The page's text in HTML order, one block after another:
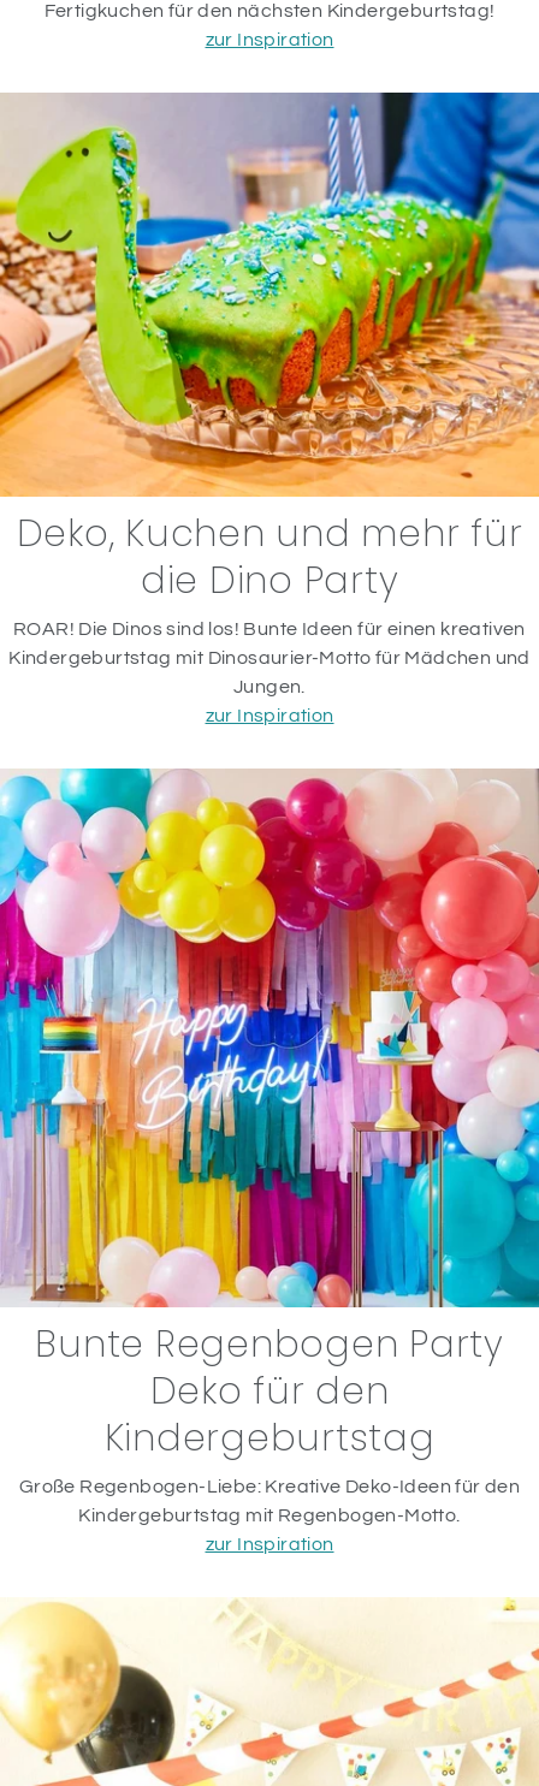
Fertigkuchen für den nächsten Kindergeburtstag!
zur Inspiration
Deko, Kuchen und mehr für
die Dino Party
ROAR! Die Dinos sind los! Bunte Ideen für einen kreativen
Kindergeburtstag mit Dinosaurier-Motto für Mädchen und
Jungen.
zur Inspiration
Bunte Regenbogen Party
Deko für den
Kindergeburtstag
Große Regenbogen-Liebe: Kreative Deko-Ideen für den
Kindergeburtstag mit Regenbogen-Motto.
zur Inspiration